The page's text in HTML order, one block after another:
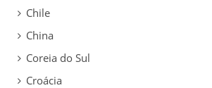
Chile
China
Coreia do Sul
Croácia